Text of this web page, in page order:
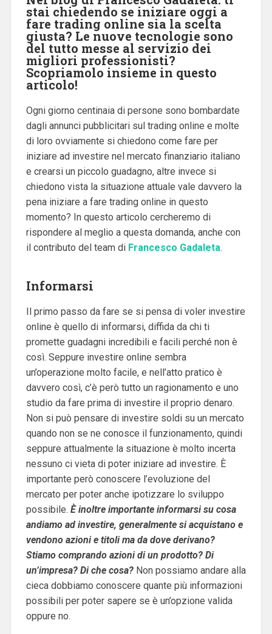
stai chiedendo se iniziare oggi a
fare trading online sia la scelta
giusta? Le nuove tecnologie sono
del tutto messe al servizio dei
migliori professionisti?
Scopriamolo insieme in questo
articolo!
Ogni giorno centinaia di persone sono bombardate
dagli annunci pubblicitari sul trading online e molte
di loro ovviamente si chiedono come fare per
iniziare ad investire nel mercato finanziario italiano
e crearsi un piccolo guadagno, altre invece si
chiedono vista la situazione attuale vale davvero la
pena iniziare a fare trading online in questo
momento? In questo articolo cercheremo di
rispondere al meglio a questa domanda, anche con
il contributo del team di Francesco Gadaleta.
Informarsi
Il primo passo da fare se si pensa di voler investire
online è quello di informarsi, diffida da chi ti
promette guadagni incredibili e facili perché non è
così. Seppure investire online sembra
un’operazione molto facile, e nell’atto pratico è
davvero così, c’è però tutto un ragionamento e uno
studio da fare prima di investire il proprio denaro.
Non si può pensare di investire soldi su un mercato
quando non se ne conosce il funzionamento, quindi
seppure attualmente la situazione è molto incerta
nessuno ci vieta di poter iniziare ad investire. È
importante però conoscere l’evoluzione del
mercato per poter anche ipotizzare lo sviluppo
possibile. È inoltre importante informarsi su cosa
andiamo ad investire, generalmente si acquistano e
vendono azioni e titoli ma da dove derivano?
Stiamo comprando azioni di un prodotto? Di
un’impresa? Di che cosa?Non possiamo andare alla
cieca dobbiamo conoscere quante più informazioni
possibili per poter sapere se è un’opzione valida
oppure no.